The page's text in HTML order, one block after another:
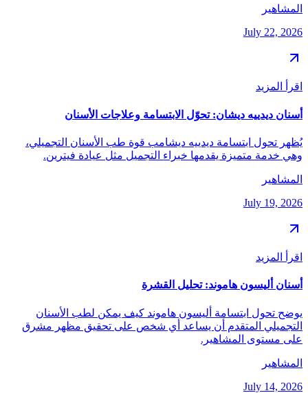
المشاهير
July 22, 2026
اقرأ المزيد
أسنان ديدييه ديشان: تحوّل الابتسامة وعلاجات الأسنان
يُظهر تحول ابتسامة ديدييه ديشامب قوة طب الأسنان التجميلي،
وهي خدمة متميزة يقدمها خبراء التجميل مثل عيادة فيترين.
المشاهير
July 19, 2026
اقرأ المزيد
أسنان أليسون هاموند: تحليل القشرة
يوضح تحول ابتسامة أليسون هاموند كيف يمكن لطب الأسنان
التجميلي المتقدم أن يساعد أي شخص على تحقيق مظهر مشرق
على مستوى المشاهير.
المشاهير
July 14, 2026